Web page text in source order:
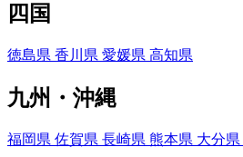
四国
徳島県 香川県 愛媛県 高知県
九州・沖縄
福岡県 佐賀県 長崎県 熊本県 大分県